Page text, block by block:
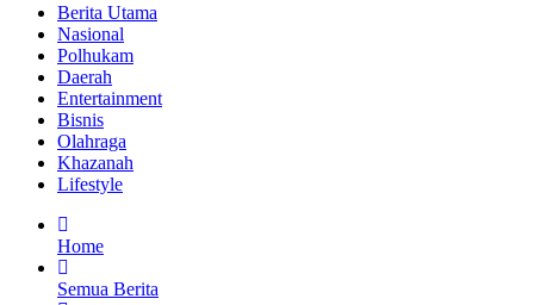
Berita Utama
Nasional
Polhukam
Daerah
Entertainment
Bisnis
Olahraga
Khazanah
Lifestyle
Home
Semua Berita